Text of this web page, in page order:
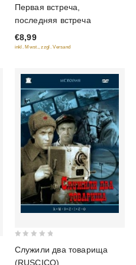
out
of
5
Первая встреча,
последняя встреча
€8,99
inkl. Mwst., zzgl. Versand
out
Служили два товарища
(RUSCICO)